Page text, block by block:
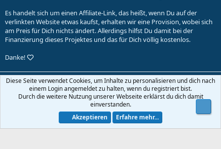
Es handelt sich um einen Affiliate-Link, das heißt, wenn Du auf der
verlinkten Website etwas kaufst, erhalten wir eine Provision, wobei sich
am Preis für Dich nichts ändert. Allerdings hilfst Du damit bei der
Finanzierung dieses Projektes und das für Dich völlig kostenlos.
Danke!
Default-Theme
Nutzungsbedingungen
Datenschutz Hilfe und Impressum Start
Community platform by XenForo® © 2010-2026 XenForo Ltd.
Diese Seite verwendet Cookies, um Inhalte zu personalisieren und dich nach
einem Login angemeldet zu halten, wenn du registriert bist.
Durch die weitere Nutzung unserer Webseite erklärst du dich damit
einverstanden.
Akzeptieren
Erfahre mehr...